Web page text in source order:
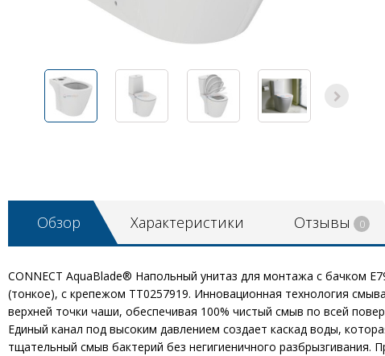
Обзор Характеристики Отзывы 0
CONNECT AquaBlade® Напольный унитаз для монтажа с бачком
(тонкое), с крепежом TT0257919. Инновационная технология
верхней точки чаши, обеспечивая 100% чистый смыв по всей
Единый канал под высоким давлением создает каскад воды,
тщательный смыв бактерий без негигиеничного разбрызгивания.